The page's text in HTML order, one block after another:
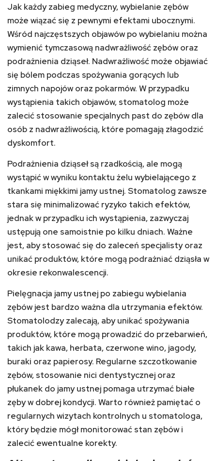
Jak każdy zabieg medyczny, wybielanie zębów
może wiązać się z pewnymi efektami ubocznymi.
Wśród najczęstszych objawów po wybielaniu można
wymienić tymczasową nadwrażliwość zębów oraz
podrażnienia dziąseł. Nadwrażliwość może objawiać
się bólem podczas spożywania gorących lub
zimnych napojów oraz pokarmów. W przypadku
wystąpienia takich objawów, stomatolog może
zalecić stosowanie specjalnych past do zębów dla
osób z nadwrażliwością, które pomagają złagodzić
dyskomfort.
Podrażnienia dziąseł są rzadkością, ale mogą
wystąpić w wyniku kontaktu żelu wybielającego z
tkankami miękkimi jamy ustnej. Stomatolog zawsze
stara się minimalizować ryzyko takich efektów,
jednak w przypadku ich wystąpienia, zazwyczaj
ustępują one samoistnie po kilku dniach. Ważne
jest, aby stosować się do zaleceń specjalisty oraz
unikać produktów, które mogą podrażniać dziąsła w
okresie rekonwalescencji.
Pielęgnacja jamy ustnej po zabiegu wybielania
zębów jest bardzo ważna dla utrzymania efektów.
Stomatolodzy zalecają, aby unikać spożywania
produktów, które mogą prowadzić do przebarwień,
takich jak kawa, herbata, czerwone wino, jagody,
buraki oraz papierosy. Regularne szczotkowanie
zębów, stosowanie nici dentystycznej oraz
płukanek do jamy ustnej pomaga utrzymać białe
zęby w dobrej kondycji. Warto również pamiętać o
regularnych wizytach kontrolnych u stomatologa,
który będzie mógł monitorować stan zębów i
zalecić ewentualne korekty.